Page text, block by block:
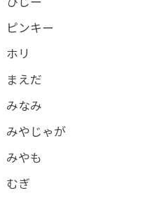
ピンキー
ホリ
まえだ
みなみ
みやじゃが
みやも
むぎ